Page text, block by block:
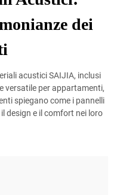
dei
acustici SAIJIA, inclusi
versatile per appartamenti,
spiegano come i pannelli
design e il comfort nei loro